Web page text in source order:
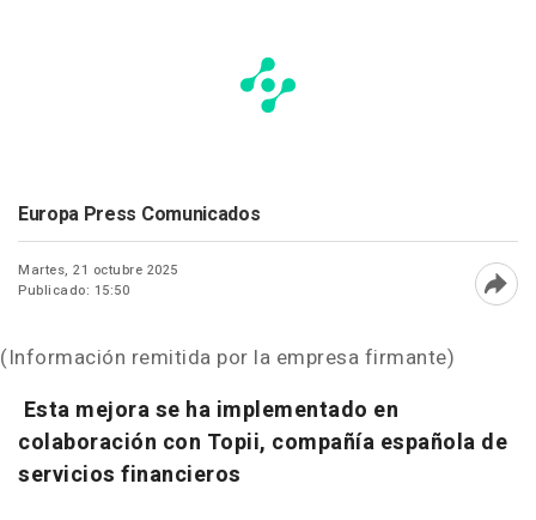
Europa Press Comunicados
Martes, 21 octubre 2025
Publicado: 15:50
(Información remitida por la empresa firmante)
Esta mejora se ha implementado en
colaboración con Topii, compañía española de
servicios financieros